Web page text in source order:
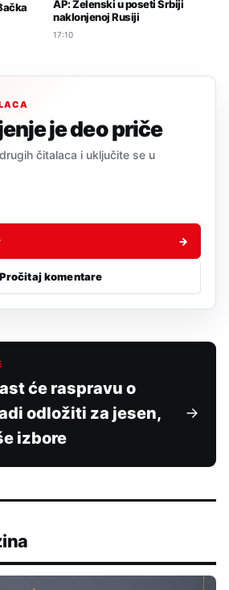
AP: Zelenski u poseti Srbiji
naklonjenoj Rusiji
17:10
je deo priče
čitalaca i uključite se u
→
Pročitaj komentare
će raspravu o
odložiti za jesen,
izbore